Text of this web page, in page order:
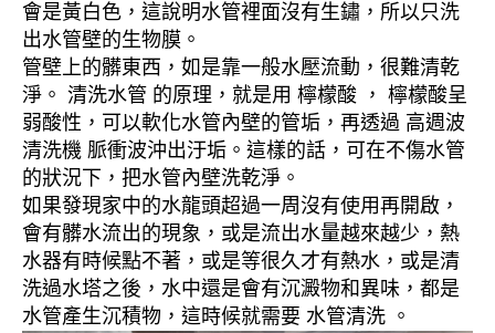
會是黃白色，這說明水管裡面沒有生鏽，所以只洗
出水管壁的生物膜。
管壁上的髒東西，如是靠一般水壓流動，很難清乾
淨。 清洗水管 的原理，就是用 檸檬酸 ， 檸檬酸呈
弱酸性，可以軟化水管內壁的管垢，再透過 高週波
清洗機 脈衝波沖出汙垢。這樣的話，可在不傷水管
的狀況下，把水管內壁洗乾淨。
如果發現家中的水龍頭超過一周沒有使用再開啟，
會有髒水流出的現象，或是流出水量越來越少，熱
水器有時候點不著，或是等很久才有熱水，或是清
洗過水塔之後，水中還是會有沉澱物和異味，都是
水管產生沉積物，這時候就需要 水管清洗 。